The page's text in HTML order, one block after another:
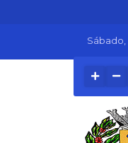
Sábado